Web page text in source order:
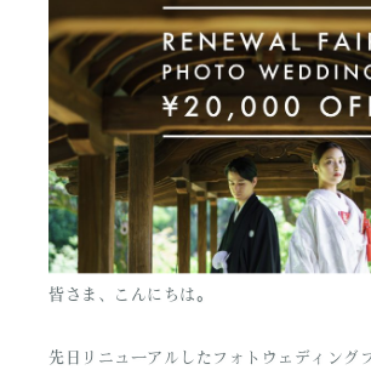
皆さま、こんにちは。
先日リニューアルしたフォトウェディング